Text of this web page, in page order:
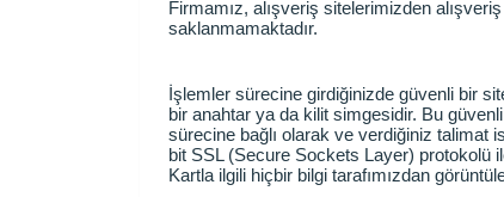
Firmamız, alışveriş sitelerimizden
saklanmamaktadır.
İşlemler sürecine girdiğinizde güvenli bir
bir anahtar ya da kilit simgesidir. Bu
sürecine bağlı olarak ve verdiğiniz talimat
bit SSL (Secure Sockets Layer) protokolü
Kartla ilgili hiçbir bilgi tarafımızdan